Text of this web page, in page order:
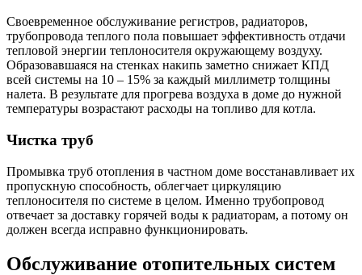
Своевременное обслуживание регистров, радиаторов,
трубопровода теплого пола повышает эффективность отдачи
тепловой энергии теплоносителя окружающему воздуху.
Образовавшаяся на стенках накипь заметно снижает КПД
всей системы на 10 – 15% за каждый миллиметр толщины
налета. В результате для прогрева воздуха в доме до нужной
температуры возрастают расходы на топливо для котла.
Чистка труб
Промывка труб отопления в частном доме восстанавливает их
пропускную способность, облегчает циркуляцию
теплоносителя по системе в целом. Именно трубопровод
отвечает за доставку горячей воды к радиаторам, а потому он
должен всегда исправно функционировать.
Обслуживание отопительных систем